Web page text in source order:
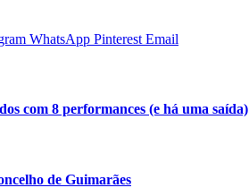
WhatsApp Pinterest Email
com 8 performances (e há uma saída)
de Guimarães